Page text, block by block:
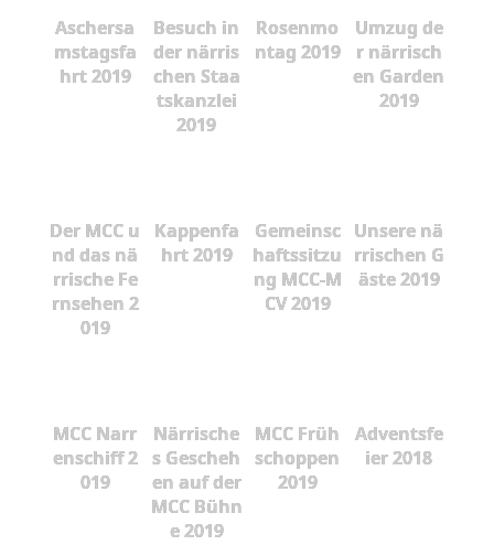
Aschersa
mstagsfa
hrt 2019
Besuch in
der närris
chen Staa
tskanzlei
2019
Rosenmo
ntag 2019
Umzug de
r närrisch
en Garden
2019
Der MCC u
nd das nä
rrische Fe
rnsehen 2
019
Kappenfa
hrt 2019
Gemeinsc
haftssitzu
ng MCC-M
CV 2019
Unsere nä
rrischen G
äste 2019
MCC Narr
enschiff 2
019
Närrische
s Gescheh
en auf der
MCC Bühn
e 2019
MCC Früh
schoppen
2019
Adventsfe
ier 2018